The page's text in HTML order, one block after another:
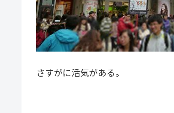
さすがに活気がある。